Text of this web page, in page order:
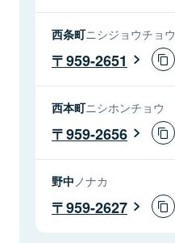
西条町ニシジョウチョウ
959-2651
西本町ニシホンチョウ
959-2656
野中 ノナカ
959-2627